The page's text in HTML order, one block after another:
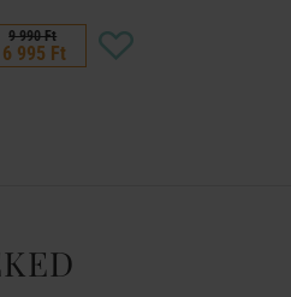
9 990 Ft
6 995 Ft